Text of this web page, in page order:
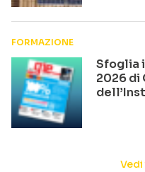
FORMAZIONE
Sfoglia
2026 di